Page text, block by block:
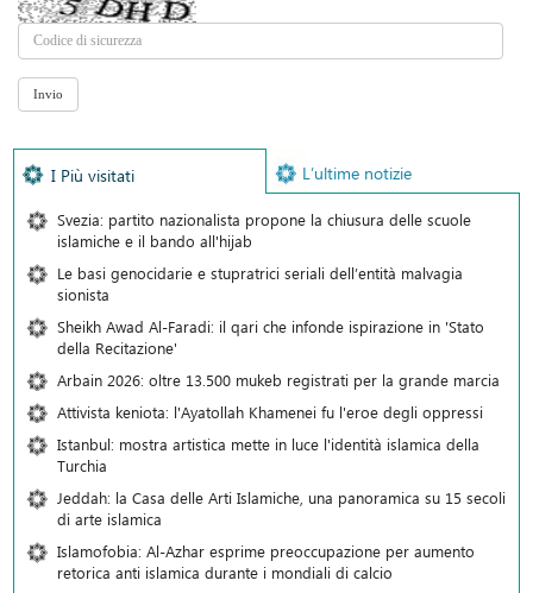
I Più visitati L’ultime notizie
Svezia: partito nazionalista propone la chiusura delle scuole
islamiche e il bando all'hijab
Le basi genocidarie e stupratrici seriali dell’entità malvagia
sionista
Sheikh Awad Al-Faradi: il qari che infonde ispirazione in 'Stato
della Recitazione'
Arbain 2026: oltre 13.500 mukeb registrati per la grande marcia
Attivista keniota: l'Ayatollah Khamenei fu l'eroe degli oppressi
Istanbul: mostra artistica mette in luce l'identità islamica della
Turchia
Jeddah: la Casa delle Arti Islamiche, una panoramica su 15 secoli
di arte islamica
Islamofobia: Al-Azhar esprime preoccupazione per aumento
retorica anti islamica durante i mondiali di calcio